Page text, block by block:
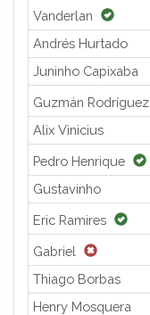
Vanderlan
Andrés Hurtado
Juninho Capixaba
Guzmán Rodríguez
Alix Vinicius
Pedro Henrique
Gustavinho
Eric Ramires
Gabriel
Thiago Borbas
Henry Mosquera